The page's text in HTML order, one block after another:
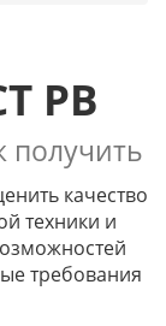
РВ
получить
качество
техники и
требования